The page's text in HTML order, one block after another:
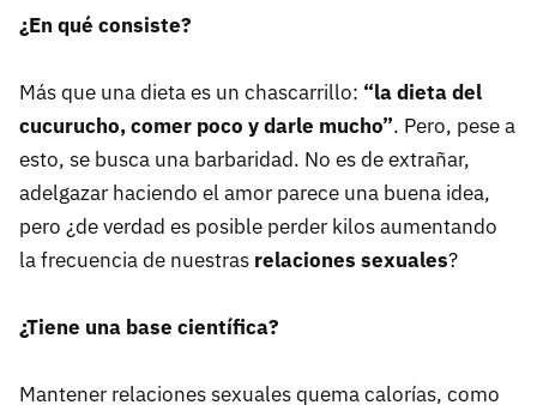
¿En qué consiste?
Más que una dieta es un chascarrillo: “la dieta del
cucurucho, comer poco y darle mucho”. Pero, pese a
esto, se busca una barbaridad. No es de extrañar,
adelgazar haciendo el amor parece una buena idea,
pero ¿de verdad es posible perder kilos aumentando
la frecuencia de nuestras relaciones sexuales?
¿Tiene una base científica?
Mantener relaciones sexuales quema calorías, como